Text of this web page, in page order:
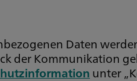
Daten
der Kommunikation
unter